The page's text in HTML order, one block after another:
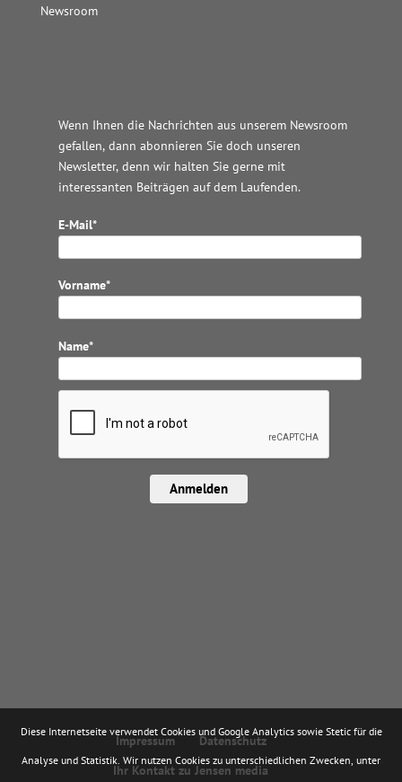
Newsroom
Wenn Ihnen die Nachrichten aus unserem Newsroom
gefallen, dann abonnieren Sie doch unseren
Newsletter, denn wir halten Sie gerne mit
interessanten Beiträgen auf dem Laufenden.
E-Mail*
Vorname*
Name*
Anmelden
Impressum
Datenschutz
Ihr Kontakt zu Jensen media
Diese Internetseite verwendet Cookies und Google Analytics sowie Stetic für die
Analyse und Statistik. Wir nutzen Cookies zu unterschiedlichen Zwecken, unter